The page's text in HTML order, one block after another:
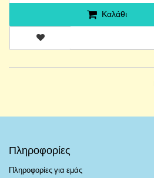
Καλάθι
Πληροφορίες
Πληροφορίες για εμάς